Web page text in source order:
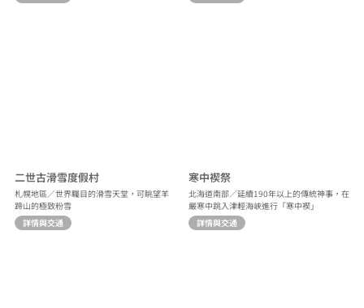
二世古滑雪度假村
札幌地區／世界矚目的滑雪天堂，可眺望羊
蹄山的極致粉雪
詳情與交通
寒中禊祭
北海道南部／延續190年以上的傳統神事，在
嚴寒中跳入津輕海峽進行「寒中禊」
詳情與交通